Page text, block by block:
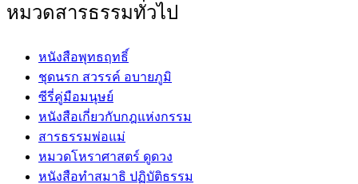
หมวดสารธรรมทั่วไป
หนังสือพุทธฤทธิ์
ชุดนรก สวรรค์ อบายภูมิ
ซีรี่คู่มือมนุษย์
หนังสือเกี่ยวกับกฎแห่งกรรม
สารธรรมพ่อแม่
หมวดโหราศาสตร์ ดูดวง
หนังสือทำสมาธิ ปฏิบัติธรรม